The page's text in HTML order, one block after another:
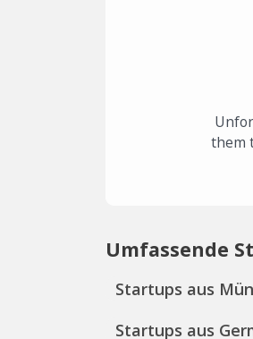
them
Umfassende
Startups aus
Startups aus